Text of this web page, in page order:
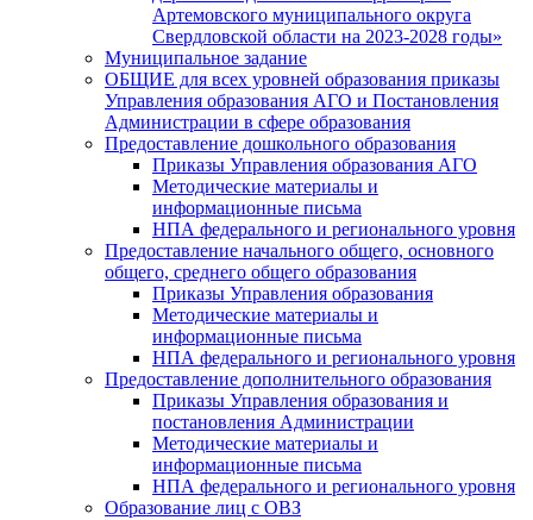
Артемовского муниципального округа
Свердловской области на 2023-2028 годы»
Муниципальное задание
ОБЩИЕ для всех уровней образования приказы
Управления образования АГО и Постановления
Администрации в сфере образования
Предоставление дошкольного образования
Приказы Управления образования АГО
Методические материалы и
информационные письма
НПА федерального и регионального уровня
Предоставление начального общего, основного
общего, среднего общего образования
Приказы Управления образования
Методические материалы и
информационные письма
НПА федерального и регионального уровня
Предоставление дополнительного образования
Приказы Управления образования и
постановления Администрации
Методические материалы и
информационные письма
НПА федерального и регионального уровня
Образование лиц с ОВЗ